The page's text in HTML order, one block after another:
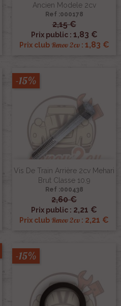
Ancien Modele 2cv
Ref :000178
2,15 €
Prix public : 1,83 €
Prix club Renov 2cv: 1,83 €
Vis De Train Arrière 2cv Mehari
Brut Classe 10.9
Ref :000438
2,60 €
Prix public : 2,21 €
Prix club Renov 2cv : 2,21 €
-15%
-15%